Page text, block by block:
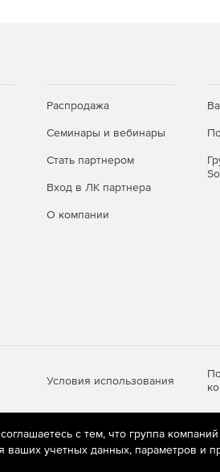
Распродажа
Семинары и вебинары
Стать партнером
Вход в ЛК партнера
О компании
Условия использования
технологии
(информационные
сети «Интернет»,
с тем, что группа
ваших учетных данных, параметров и